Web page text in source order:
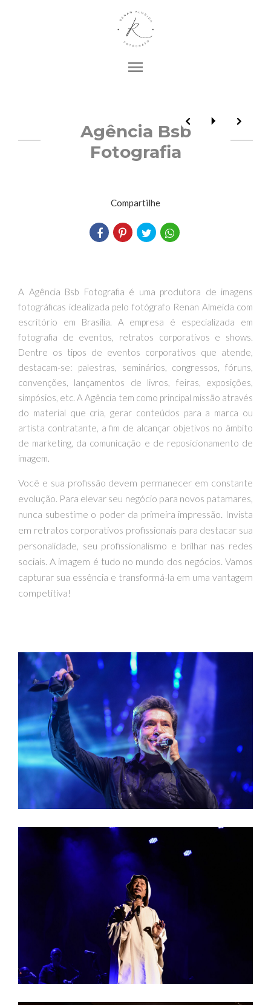
menu
Agência Bsb
Fotografia
Compartilhe
A Agência Bsb Fotografia é uma produtora de imagens
fotográficas idealizada pelo fotógrafo Renan Almeida com
escritório em Brasília. A empresa é especializada em
fotografia de eventos, retratos corporativos e shows.
Dentre os tipos de eventos corporativos que atende,
destacam-se: palestras, seminários, congressos, fóruns,
convenções, lançamentos de livros, feiras, exposições,
simpósios, etc. A Agência tem como principal missão através
do material que cria, gerar conteúdos para a marca ou
artista contratante, a fim de alcançar objetivos no âmbito
de marketing, da comunicação e de reposicionamento de
imagem.
Você e sua profissão devem permanecer em constante
evolução. Para elevar seu negócio para novos patamares,
nunca subestime o poder da primeira impressão. Invista
em retratos corporativos profissionais para destacar sua
personalidade, seu profissionalismo e brilhar nas redes
sociais. A imagem é tudo no mundo dos negócios. Vamos
capturar sua essência e transformá-la em uma vantagem
competitiva!